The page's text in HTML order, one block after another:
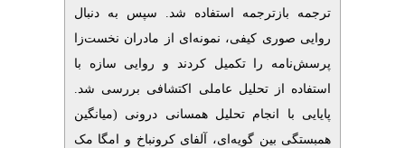
ترجمه بازترجمه استفاده شد. سپس به دنبال
روایی صوری کیفی، نمونه‌ای از مادران نخست‌زا
پرسش‌نامه را تکمیل کردند و روایی سازه با
استفاده از تحلیل عاملی اکتشافی بررسی شد.
پایایی با انجام تحلیل همسانی درونی (میانگین
همبستگی بین گویه‌ای، آلفای کرونباخ و امگا مک